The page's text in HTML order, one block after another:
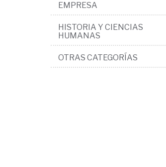
EMPRESA
HISTORIA Y CIENCIAS
HUMANAS
OTRAS CATEGORÍAS